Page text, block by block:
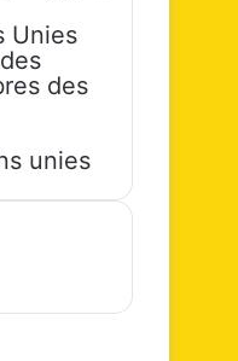
Unies
des
unies